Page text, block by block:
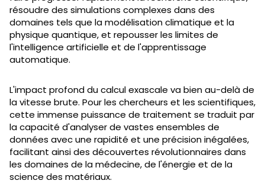
résoudre des simulations complexes dans des
domaines tels que la modélisation climatique et la
physique quantique, et repousser les limites de
l'intelligence artificielle et de l'apprentissage
automatique.
L'impact profond du calcul exascale va bien au-delà de
la vitesse brute. Pour les chercheurs et les scientifiques,
cette immense puissance de traitement se traduit par
la capacité d'analyser de vastes ensembles de
données avec une rapidité et une précision inégalées,
facilitant ainsi des découvertes révolutionnaires dans
les domaines de la médecine, de l'énergie et de la
science des matériaux.